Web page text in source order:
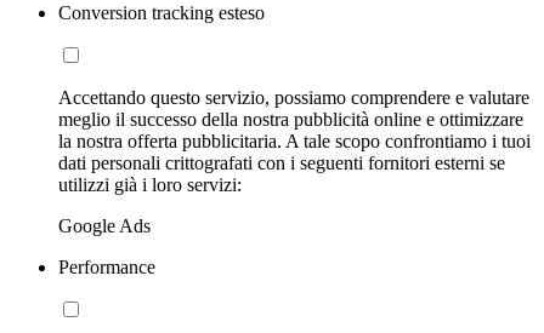
Conversion tracking esteso
Accettando questo servizio, possiamo comprendere e valutare
meglio il successo della nostra pubblicità online e ottimizzare
la nostra offerta pubblicitaria. A tale scopo confrontiamo i tuoi
dati personali crittografati con i seguenti fornitori esterni se
utilizzi già i loro servizi:
Google Ads
Performance